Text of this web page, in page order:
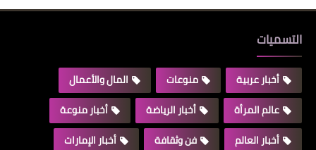
التسميات
أخبار عربية منوعات
المال والأعمال
عالم المرأة
أخبار الرياضة
أخبار منوعة
أخبار العالم
فن وثقافة
أخبار الإمارات